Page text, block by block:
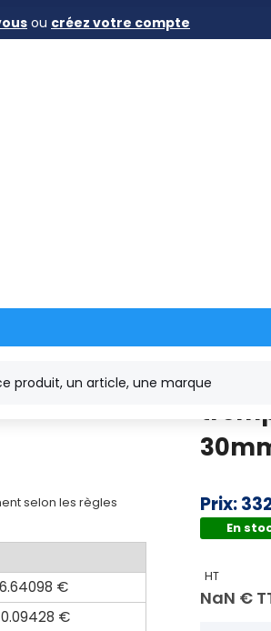
ou créez votre compte
de position conique rectifiée
selon les règles
6.64098 €
€
Prix:
En
HT
NaN €